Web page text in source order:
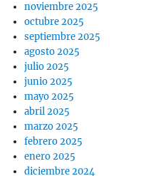
noviembre 2025
octubre 2025
septiembre 2025
agosto 2025
julio 2025
junio 2025
mayo 2025
abril 2025
marzo 2025
febrero 2025
enero 2025
diciembre 2024